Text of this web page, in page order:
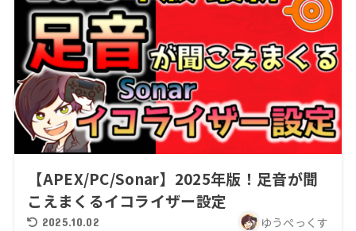
【APEX/PC/Sonar】2025年版！足音が聞
こえまくるイコライザー設定
2025.10.02 ゆうぺっくす